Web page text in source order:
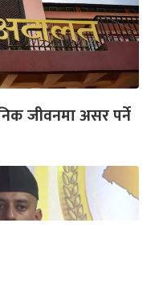
जीवनमा असर पर्ने